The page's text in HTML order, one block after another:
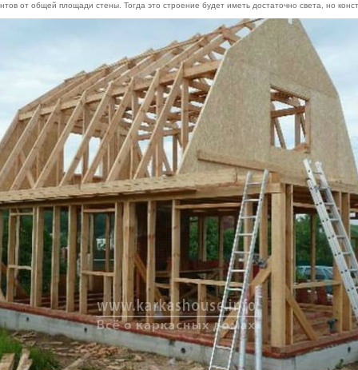
от общей площади стены. Тогда это строение будет иметь достаточно света, но